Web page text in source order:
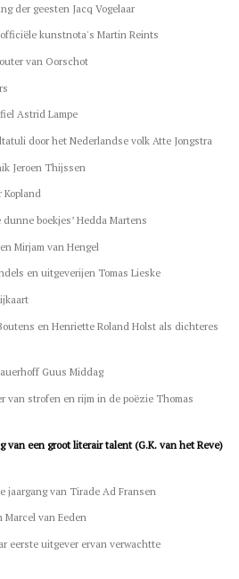
der geesten Jacq Vogelaar
kunstnota's Martin Reints
van Oorschot
Astrid Lampe
door het Nederlandse volk Atte Jongstra
Jeroen Thijssen
Kopland
boekjes’ Hedda Martens
Mirjam van Hengel
en uitgeverijen Tomas Lieske
en Henriette Roland Holst als dichteres
Guus Middag
van strofen en rijm in de poëzie Thomas
van een groot literair talent (G.K. van het Reve)
jaargang van Tirade Ad Fransen
van Eeden
eerste uitgever ervan verwachtte